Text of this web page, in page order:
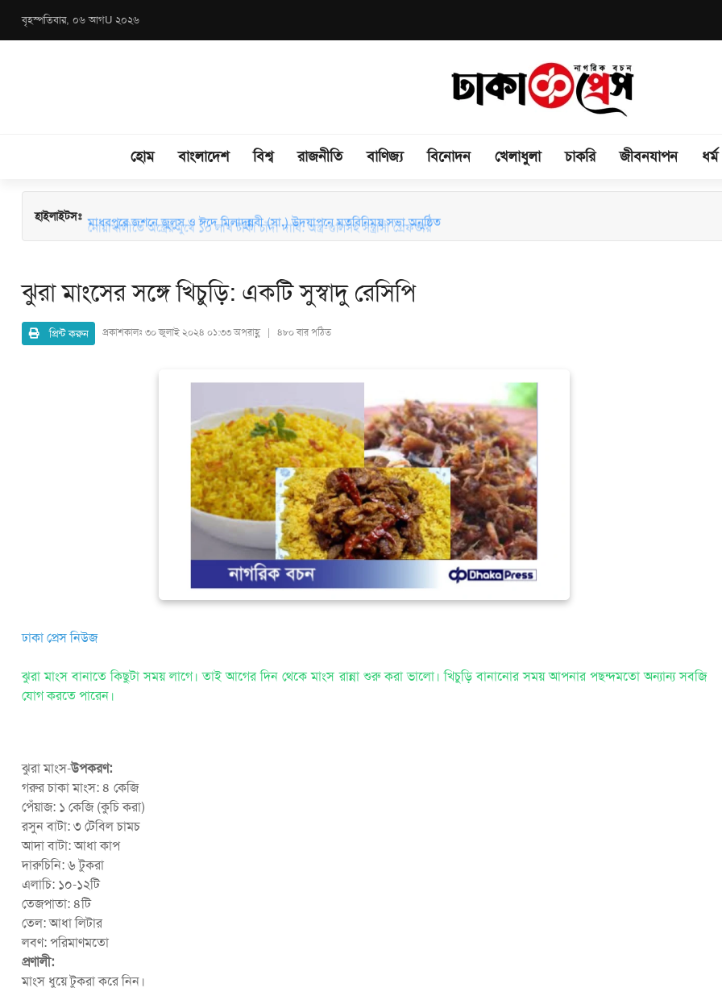
বৃহস্পতিবার, ০৬ আগU ২০২৬
হোম বাংলাদেশ বিশ্ব রাজনীতি বাণিজ্য বিনোদন খেলাধুলা চাকরি জীবনযাপন ধর্ম
হাইলাইটসঃ মাধবপুরে জশনে জুলুস ও ঈদে মিলাদুন্নবী (সা.) উদযাপনে মতবিনিময় সভা অনুষ্ঠিত
ঝুরা মাংসের সঙ্গে খিচুড়ি: একটি সুস্বাদু রেসিপি
প্রিন্ট করুন প্রকাশকালঃ ৩০ জুলাই ২০২৪ ০১:৩৩ অপরাহ্ণ | ৪৮০ বার পঠিত
ঢাকা প্রেস নিউজ
ঝুরা মাংস বানাতে কিছুটা সময় লাগে। তাই আগের দিন থেকে মাংস রান্না শুরু করা ভালো। খিচুড়ি বানানোর সময় আপনার পছন্দমতো অন্যান্য সবজি
যোগ করতে পারেন।
ঝুরা মাংস-উপকরণ:
গরুর চাকা মাংস: ৪ কেজি
পেঁয়াজ: ১ কেজি (কুচি করা)
রসুন বাটা: ৩ টেবিল চামচ
আদা বাটা: আধা কাপ
দারুচিনি: ৬ টুকরা
এলাচি: ১০-১২টি
তেজপাতা: ৪টি
তেল: আধা লিটার
লবণ: পরিমাণমতো
প্রণালী:
মাংস ধুয়ে টুকরা করে নিন।